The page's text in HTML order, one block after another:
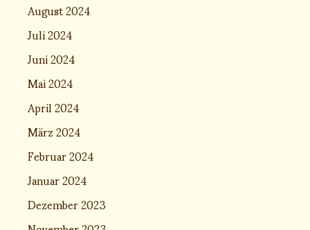
August 2024
Juli 2024
Juni 2024
Mai 2024
April 2024
März 2024
Februar 2024
Januar 2024
Dezember 2023